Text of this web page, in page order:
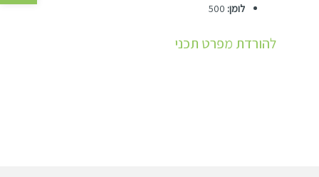
לומן: 500
להורדת מפרט תכני